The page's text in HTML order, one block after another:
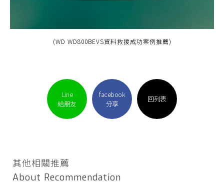
(WD WD800BEVS資料救援成功案例推薦)
Line
給朋友
facebook
分享
回列表
其他相關推薦
About Recommendation